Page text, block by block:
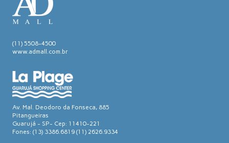
(11) 5508-4500
www.admall.com.br
Av. Mal. Deodoro da Fonseca, 885
Pitangueiras
Guarujá - SP- Cep: 11410-221
Fones: (13) 3386.6819 (11) 2626.9334